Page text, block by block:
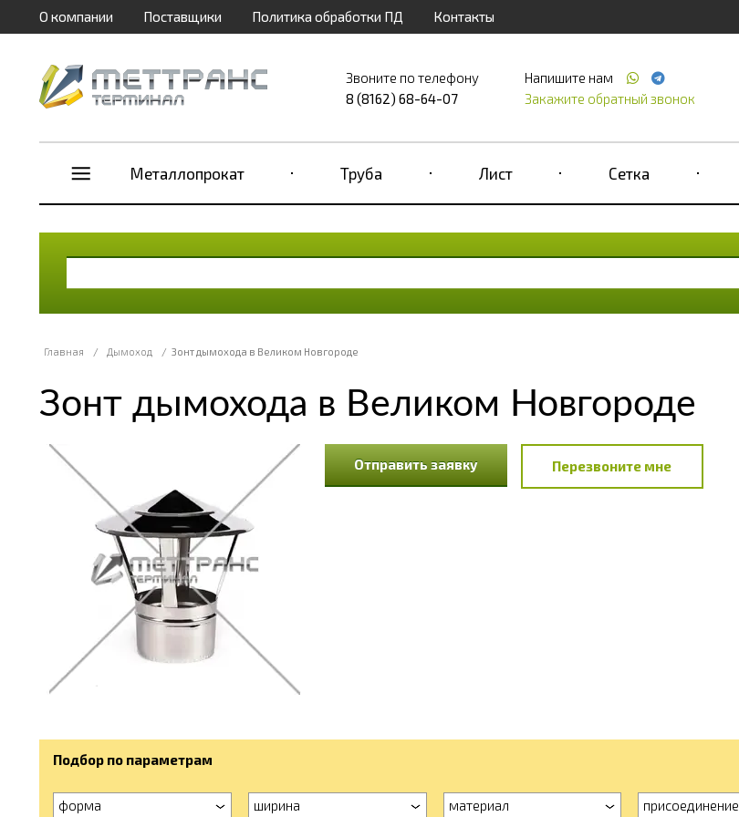
О компании Поставщики Политика обработки ПД Контакты
Звоните по телефону
8 (8162) 68-64-07
Напишите нам
Закажите обратный звонок
Металлопрокат Труба Лист Сетка
Главная / Дымоход / Зонт дымохода в Великом Новгороде
Зонт дымохода в Великом Новгороде
Отправить заявку
Перезвоните мне
Подбор по параметрам
форма ширина материал присоединение